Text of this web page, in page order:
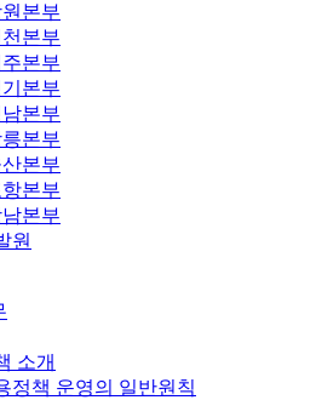
본부
본부
본부
본부
본부
본부
본부
항본부
본부
원
소개
정책 운영의 일반원칙